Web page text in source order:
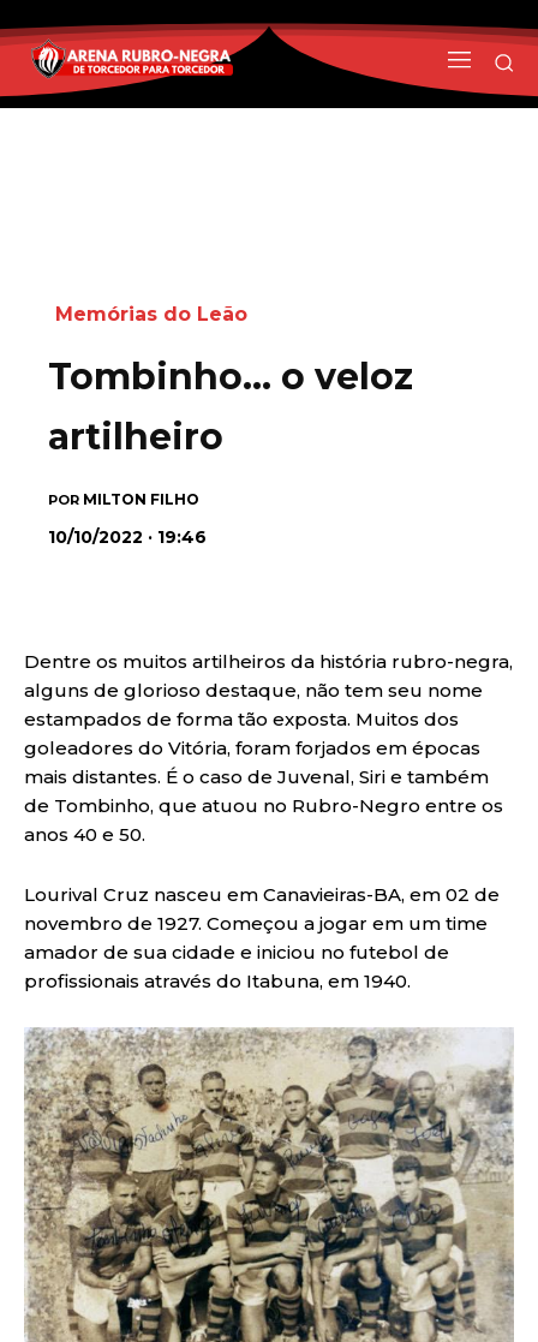
Memórias do Leão
Tombinho… o veloz
artilheiro
POR MILTON FILHO
10/10/2022 · 19:46
Dentre os muitos artilheiros da história rubro-negra,
alguns de glorioso destaque, não tem seu nome
estampados de forma tão exposta. Muitos dos
goleadores do Vitória, foram forjados em épocas
mais distantes. É o caso de Juvenal, Siri e também
de Tombinho, que atuou no Rubro-Negro entre os
anos 40 e 50.
Lourival Cruz nasceu em Canavieiras-BA, em 02 de
novembro de 1927. Começou a jogar em um time
amador de sua cidade e iniciou no futebol de
profissionais através do Itabuna, em 1940.